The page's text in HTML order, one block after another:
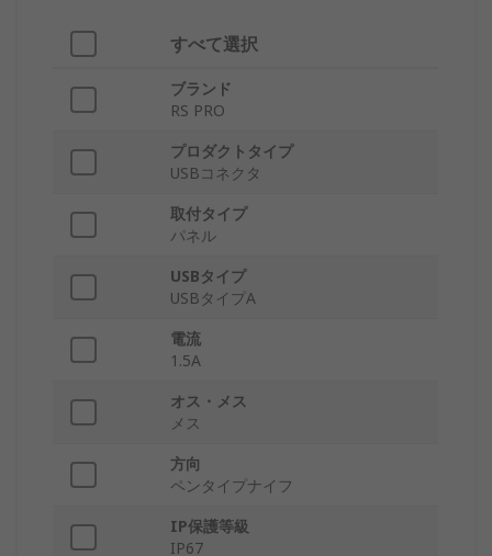
すべて選択
ブランド
RS PRO
プロダクトタイプ
USBコネクタ
取付タイプ
パネル
USBタイプ
USBタイプA
電流
1.5A
オス・メス
メス
方向
ペンタイプナイフ
IP保護等級
IP67